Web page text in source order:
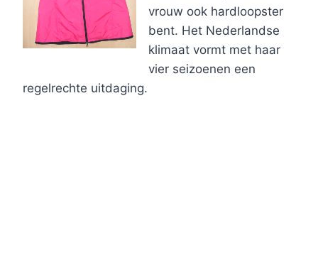
vrouw ook hardloopster
bent. Het Nederlandse
klimaat vormt met haar
vier seizoenen een
regelrechte uitdaging.